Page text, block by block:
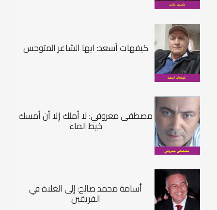
كيفهات أسعد: ايها الشاعر المتوجس
مصطفى معروفي: لا أملك إلا أن أمسك
خيط الماء
أسامة محمد صالح: إلى الغلاة في
الفريقين